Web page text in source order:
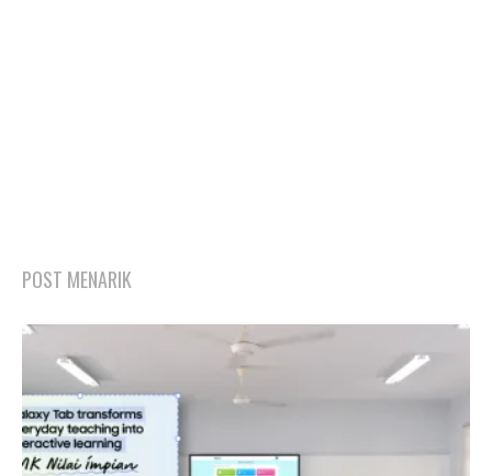
POST MENARIK